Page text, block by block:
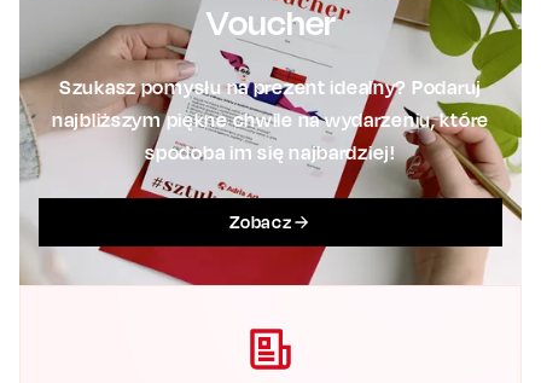
Voucher
Szukasz pomysłu na prezent idealny? Podaruj
najbliższym piękne chwile na wydarzeniu, które
spodoba im się najbardziej!
Zobacz